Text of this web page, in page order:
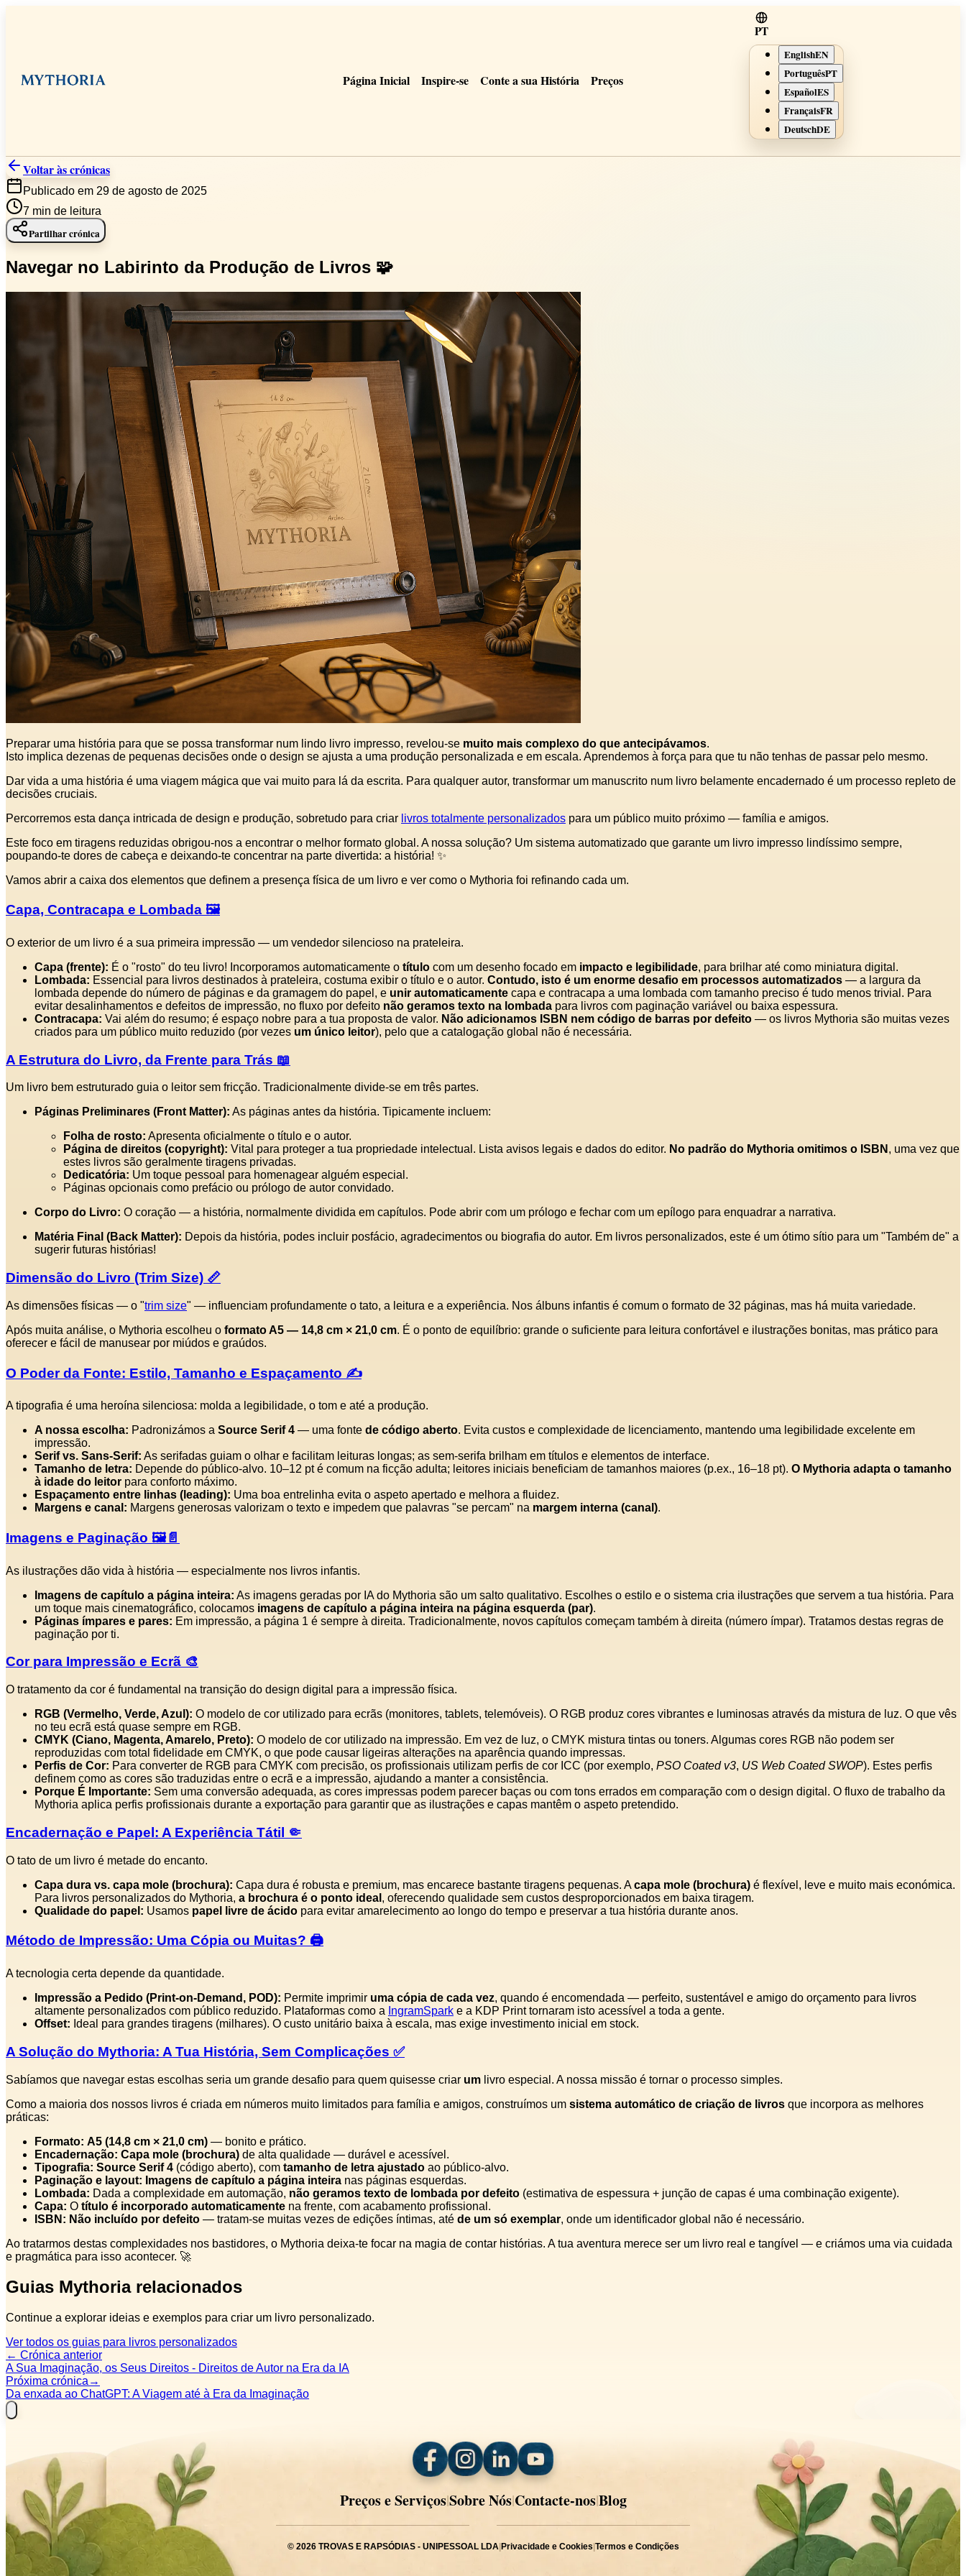
Página Inicial Inspire-se Conte a sua História Preços
PT
EnglishEN
PortuguêsPT
EspañolES
FrançaisFR
DeutschDE
Voltar às crónicas
Publicado em 29 de agosto de 2025
7 min de leitura
Partilhar crónica
Navegar no Labirinto da Produção de Livros 🧩
Preparar uma história para que se possa transformar num lindo livro impresso, revelou‑se muito mais complexo do que antecipávamos.
Isto implica dezenas de pequenas decisões onde o design se ajusta a uma produção personalizada e em escala. Aprendemos à força para que tu não tenhas de passar pelo mesmo.
Dar vida a uma história é uma viagem mágica que vai muito para lá da escrita. Para qualquer autor, transformar um manuscrito num livro belamente encadernado é um processo repleto de
decisões cruciais.
Percorremos esta dança intricada de design e produção, sobretudo para criar livros totalmente personalizados para um público muito próximo — família e amigos.
Este foco em tiragens reduzidas obrigou‑nos a encontrar o melhor formato global. A nossa solução? Um sistema automatizado que garante um livro impresso lindíssimo sempre,
poupando‑te dores de cabeça e deixando‑te concentrar na parte divertida: a história! ✨
Vamos abrir a caixa dos elementos que definem a presença física de um livro e ver como o Mythoria foi refinando cada um.
Capa, Contracapa e Lombada 🖼️
O exterior de um livro é a sua primeira impressão — um vendedor silencioso na prateleira.
Capa (frente): É o "rosto" do teu livro! Incorporamos automaticamente o título com um desenho focado em impacto e legibilidade, para brilhar até como miniatura digital.
Lombada: Essencial para livros destinados à prateleira, costuma exibir o título e o autor. Contudo, isto é um enorme desafio em processos automatizados — a largura da
lombada depende do número de páginas e da gramagem do papel, e unir automaticamente capa e contracapa a uma lombada com tamanho preciso é tudo menos trivial. Para
evitar desalinhamentos e defeitos de impressão, no fluxo por defeito não geramos texto na lombada para livros com paginação variável ou baixa espessura.
Contracapa: Vai além do resumo; é espaço nobre para a tua proposta de valor. Não adicionamos ISBN nem código de barras por defeito — os livros Mythoria são muitas vezes
criados para um público muito reduzido (por vezes um único leitor), pelo que a catalogação global não é necessária.
A Estrutura do Livro, da Frente para Trás 📖
Um livro bem estruturado guia o leitor sem fricção. Tradicionalmente divide‑se em três partes.
Páginas Preliminares (Front Matter): As páginas antes da história. Tipicamente incluem:
Folha de rosto: Apresenta oficialmente o título e o autor.
Página de direitos (copyright): Vital para proteger a tua propriedade intelectual. Lista avisos legais e dados do editor. No padrão do Mythoria omitimos o ISBN , uma vez que
estes livros são geralmente tiragens privadas.
Dedicatória: Um toque pessoal para homenagear alguém especial.
Páginas opcionais como prefácio ou prólogo de autor convidado.
Corpo do Livro: O coração — a história, normalmente dividida em capítulos. Pode abrir com um prólogo e fechar com um epílogo para enquadrar a narrativa.
Matéria Final (Back Matter): Depois da história, podes incluir posfácio, agradecimentos ou biografia do autor. Em livros personalizados, este é um ótimo sítio para um "Também de" a
sugerir futuras histórias!
Dimensão do Livro (Trim Size) 📏
As dimensões físicas — o "trim size" — influenciam profundamente o tato, a leitura e a experiência. Nos álbuns infantis é comum o formato de 32 páginas, mas há muita variedade.
Após muita análise, o Mythoria escolheu o formato A5 — 14,8 cm × 21,0 cm. É o ponto de equilíbrio: grande o suficiente para leitura confortável e ilustrações bonitas, mas prático para
oferecer e fácil de manusear por miúdos e graúdos.
O Poder da Fonte: Estilo, Tamanho e Espaçamento ✍️
A tipografia é uma heroína silenciosa: molda a legibilidade, o tom e até a produção.
A nossa escolha: Padronizámos a Source Serif 4 — uma fonte de código aberto. Evita custos e complexidade de licenciamento, mantendo uma legibilidade excelente em
impressão.
Serif vs. Sans‑Serif: As serifadas guiam o olhar e facilitam leituras longas; as sem‑serifa brilham em títulos e elementos de interface.
Tamanho de letra: Depende do público‑alvo. 10–12 pt é comum na ficção adulta; leitores iniciais beneficiam de tamanhos maiores (p.ex., 16–18 pt). O Mythoria adapta o tamanho
à idade do leitor para conforto máximo.
Espaçamento entre linhas (leading): Uma boa entrelinha evita o aspeto apertado e melhora a fluidez.
Margens e canal: Margens generosas valorizam o texto e impedem que palavras "se percam" na margem interna (canal).
Imagens e Paginação 🖼️📄
As ilustrações dão vida à história — especialmente nos livros infantis.
Imagens de capítulo a página inteira: As imagens geradas por IA do Mythoria são um salto qualitativo. Escolhes o estilo e o sistema cria ilustrações que servem a tua história. Para
um toque mais cinematográfico, colocamos imagens de capítulo a página inteira na página esquerda (par).
Páginas ímpares e pares: Em impressão, a página 1 é sempre à direita. Tradicionalmente, novos capítulos começam também à direita (número ímpar). Tratamos destas regras de
paginação por ti.
Cor para Impressão e Ecrã 🎨
O tratamento da cor é fundamental na transição do design digital para a impressão física.
RGB (Vermelho, Verde, Azul): O modelo de cor utilizado para ecrãs (monitores, tablets, telemóveis). O RGB produz cores vibrantes e luminosas através da mistura de luz. O que vês
no teu ecrã está quase sempre em RGB.
CMYK (Ciano, Magenta, Amarelo, Preto): O modelo de cor utilizado na impressão. Em vez de luz, o CMYK mistura tintas ou toners. Algumas cores RGB não podem ser
reproduzidas com total fidelidade em CMYK, o que pode causar ligeiras alterações na aparência quando impressas.
Perfis de Cor: Para converter de RGB para CMYK com precisão, os profissionais utilizam perfis de cor ICC (por exemplo, PSO Coated v3, US Web Coated SWOP). Estes perfis
definem como as cores são traduzidas entre o ecrã e a impressão, ajudando a manter a consistência.
Porque É Importante: Sem uma conversão adequada, as cores impressas podem parecer baças ou com tons errados em comparação com o design digital. O fluxo de trabalho da
Mythoria aplica perfis profissionais durante a exportação para garantir que as ilustrações e capas mantêm o aspeto pretendido.
Encadernação e Papel: A Experiência Tátil 🤏
O tato de um livro é metade do encanto.
Capa dura vs. capa mole (brochura): Capa dura é robusta e premium, mas encarece bastante tiragens pequenas. Acapa mole (brochura) é flexível, leve e muito mais económica.
Para livros personalizados do Mythoria, a brochura é o ponto ideal , oferecendo qualidade sem custos desproporcionados em baixa tiragem.
Qualidade do papel: Usamos papel livre de ácido para evitar amarelecimento ao longo do tempo e preservar a tua história durante anos.
Método de Impressão: Uma Cópia ou Muitas? 🖨️
A tecnologia certa depende da quantidade.
Impressão a Pedido (Print‑on‑Demand, POD): Permite imprimir uma cópia de cada vez, quando é encomendada — perfeito, sustentável e amigo do orçamento para livros
altamente personalizados com público reduzido. Plataformas como a IngramSpark e a KDP Print tornaram isto acessível a toda a gente.
Offset: Ideal para grandes tiragens (milhares). O custo unitário baixa à escala, mas exige investimento inicial em stock.
A Solução do Mythoria: A Tua História, Sem Complicações ✅
Sabíamos que navegar estas escolhas seria um grande desafio para quem quisesse criar um livro especial. A nossa missão é tornar o processo simples.
Como a maioria dos nossos livros é criada em números muito limitados para família e amigos, construímos um sistema automático de criação de livros que incorpora as melhores
práticas:
Formato: A5 (14,8 cm × 21,0 cm) — bonito e prático.
Encadernação: Capa mole (brochura) de alta qualidade — durável e acessível.
Tipografia: Source Serif 4 (código aberto), com tamanho de letra ajustado ao público‑alvo.
Paginação e layout: Imagens de capítulo a página inteira nas páginas esquerdas.
Lombada: Dada a complexidade em automação, não geramos texto de lombada por defeito (estimativa de espessura + junção de capas é uma combinação exigente).
Capa: O título é incorporado automaticamente na frente, com acabamento profissional.
ISBN: Não incluído por defeito — tratam‑se muitas vezes de edições íntimas, até de um só exemplar, onde um identificador global não é necessário.
Ao tratarmos destas complexidades nos bastidores, o Mythoria deixa‑te focar na magia de contar histórias. A tua aventura merece ser um livro real e tangível — e criámos uma via cuidada
e pragmática para isso acontecer. 🚀
Guias Mythoria relacionados
Continue a explorar ideias e exemplos para criar um livro personalizado.
Ver todos os guias para livros personalizados
← Crónica anterior
A Sua Imaginação, os Seus Direitos - Direitos de Autor na Era da IA
Próxima crónica →
Da enxada ao ChatGPT: A Viagem até à Era da Imaginação
Preços e Serviços| Sobre Nós| Contacte-nos| Blog
© 2026 TROVAS E RAPSÓDIAS - UNIPESSOAL LDA| Privacidade e Cookies Termos e Condições